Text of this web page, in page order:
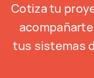
Cotiza tu
tus sistemas